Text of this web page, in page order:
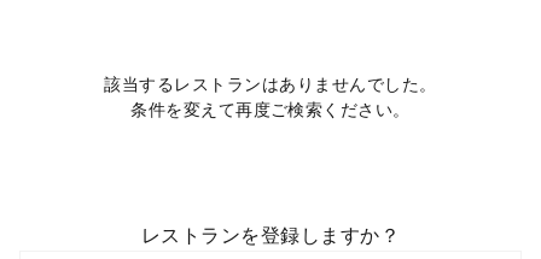
該当するレストランはありませんでした。
条件を変えて再度ご検索ください。
レストランを登録しますか？